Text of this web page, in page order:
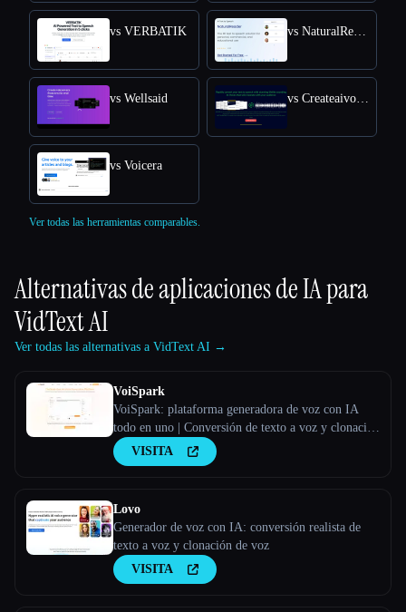
vs VERBATIK vs NaturalReader
vs Wellsaid vs Createaivoiceovers
vs Voicera
Ver todas las herramientas comparables.
Alternativas de aplicaciones de IA para
VidText AI
Ver todas las alternativas a VidText AI →
VoiSpark
VoiSpark: plataforma generadora de voz con IA
todo en uno | Conversión de texto a voz y clonación
de vozVISITA
Lovo
Generador de voz con IA: conversión realista de
texto a voz y clonación de voz
VISITA